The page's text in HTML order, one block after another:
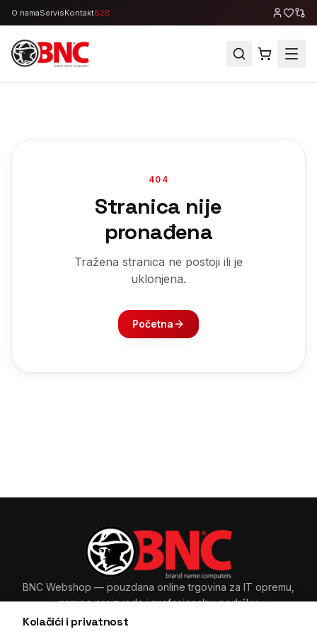
O namaServisKontaktB2B
Kolačići i privatnost
404
Stranica nije
pronađena
Tražena stranica ne postoji ili je
uklonjena.
Početna
BNC Webshop — pouzdana online trgovina za IT opremu,
gaming proizvode i profesionalnu podršku.